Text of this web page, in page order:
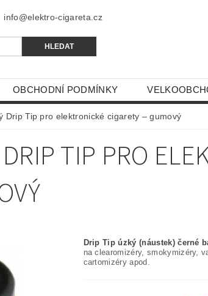
info@elektro-cigareta.cz
OBCHODNÍ PODMÍNKY
Drip Tip pro elektronické cigarety – gumový
TIP PRO
Drip Tip úzký (náustek) černé
na clearomizéry, smokymizéry,
cartomizéry apod.